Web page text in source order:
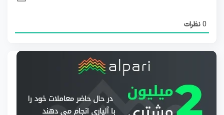
0نظرات